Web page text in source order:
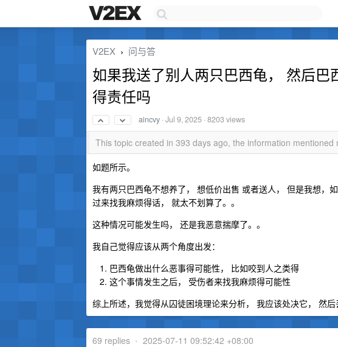
V2EX › 问与答
如果我送了别人两只巴西龟， 然后巴
得责任吗
aincvy ·Jul 9, 2025 · 8203 views
This topic created in 393 days ago, the information
如题所示。
我有两只巴西龟不想养了， 想低价出售 或者送人， 但是我想，
过来找我麻烦得话， 就太不划算了。。
这种情况可能发生吗， 还是我恶意揣摩了。。
我自己觉得应该从两个角度出发：
巴西龟做出什么恶事得可能性， 比如咬到人之类得
这个事情发生之后， 受伤者来找我麻烦得可能性
综上所述，我觉得从囚徒困境理论来分析， 我应该处决它， 然
69 replies • 2025-07-11 09:52:42 +08:00